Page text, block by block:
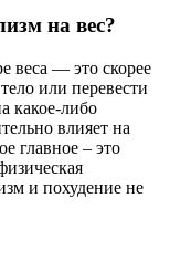
на вес?
веса — это скорее
или перевести
какое-либо
влияет на
главное – это
и похудение не